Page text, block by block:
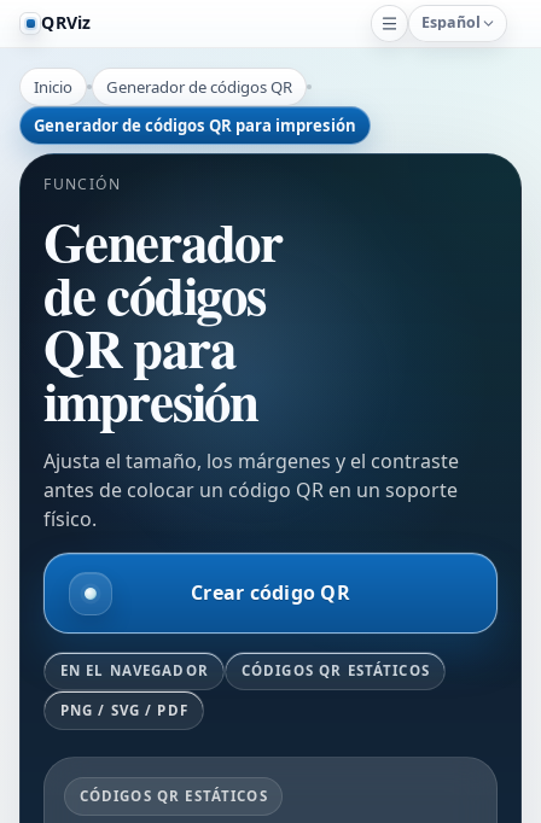
QRViz Español
Inicio
Generador de códigos QR
Generador de códigos QR para impresión
FUNCIÓN
Generador
de códigos
QR para
impresión
Ajusta el tamaño, los márgenes y el contraste
antes de colocar un código QR en un soporte
físico.
Crear código QR
EN EL NAVEGADOR CÓDIGOS QR ESTÁTICOS
PNG / SVG / PDF
CÓDIGOS QR ESTÁTICOS